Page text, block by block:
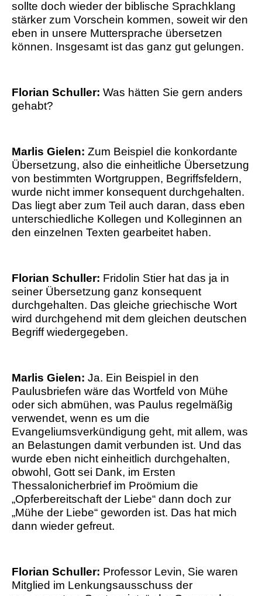
sollte doch wieder der biblische Sprachklang
stärker zum Vorschein kommen, soweit wir den
eben in unsere Muttersprache übersetzen
können. Insgesamt ist das ganz gut gelungen.
Florian Schuller: Was hätten Sie gern anders
gehabt?
Marlis Gielen: Zum Beispiel die konkordante
Übersetzung, also die einheitliche Übersetzung
von bestimmten Wortgruppen, Begriffsfeldern,
wurde nicht immer konsequent durchgehalten.
Das liegt aber zum Teil auch daran, dass eben
unterschiedliche Kollegen und Kolleginnen an
den einzelnen Texten gearbeitet haben.
Florian Schuller: Fridolin Stier hat das ja in
seiner Übersetzung ganz konsequent
durchgehalten. Das gleiche griechische Wort
wird durchgehend mit dem gleichen deutschen
Begriff wiedergegeben.
Marlis Gielen: Ja. Ein Beispiel in den
Paulusbriefen wäre das Wortfeld von Mühe
oder sich abmühen, was Paulus regelmäßig
verwendet, wenn es um die
Evangeliumsverkündigung geht, mit allem, was
an Belastungen damit verbunden ist. Und das
wurde eben nicht einheitlich durchgehalten,
obwohl, Gott sei Dank, im Ersten
Thessalonicherbrief im Proömium die
„Opferbereitschaft der Liebe“ dann doch zur
„Mühe der Liebe“ geworden ist. Das hat mich
dann wieder gefreut.
Florian Schuller: Professor Levin, Sie waren
Mitglied im Lenkungsausschuss der